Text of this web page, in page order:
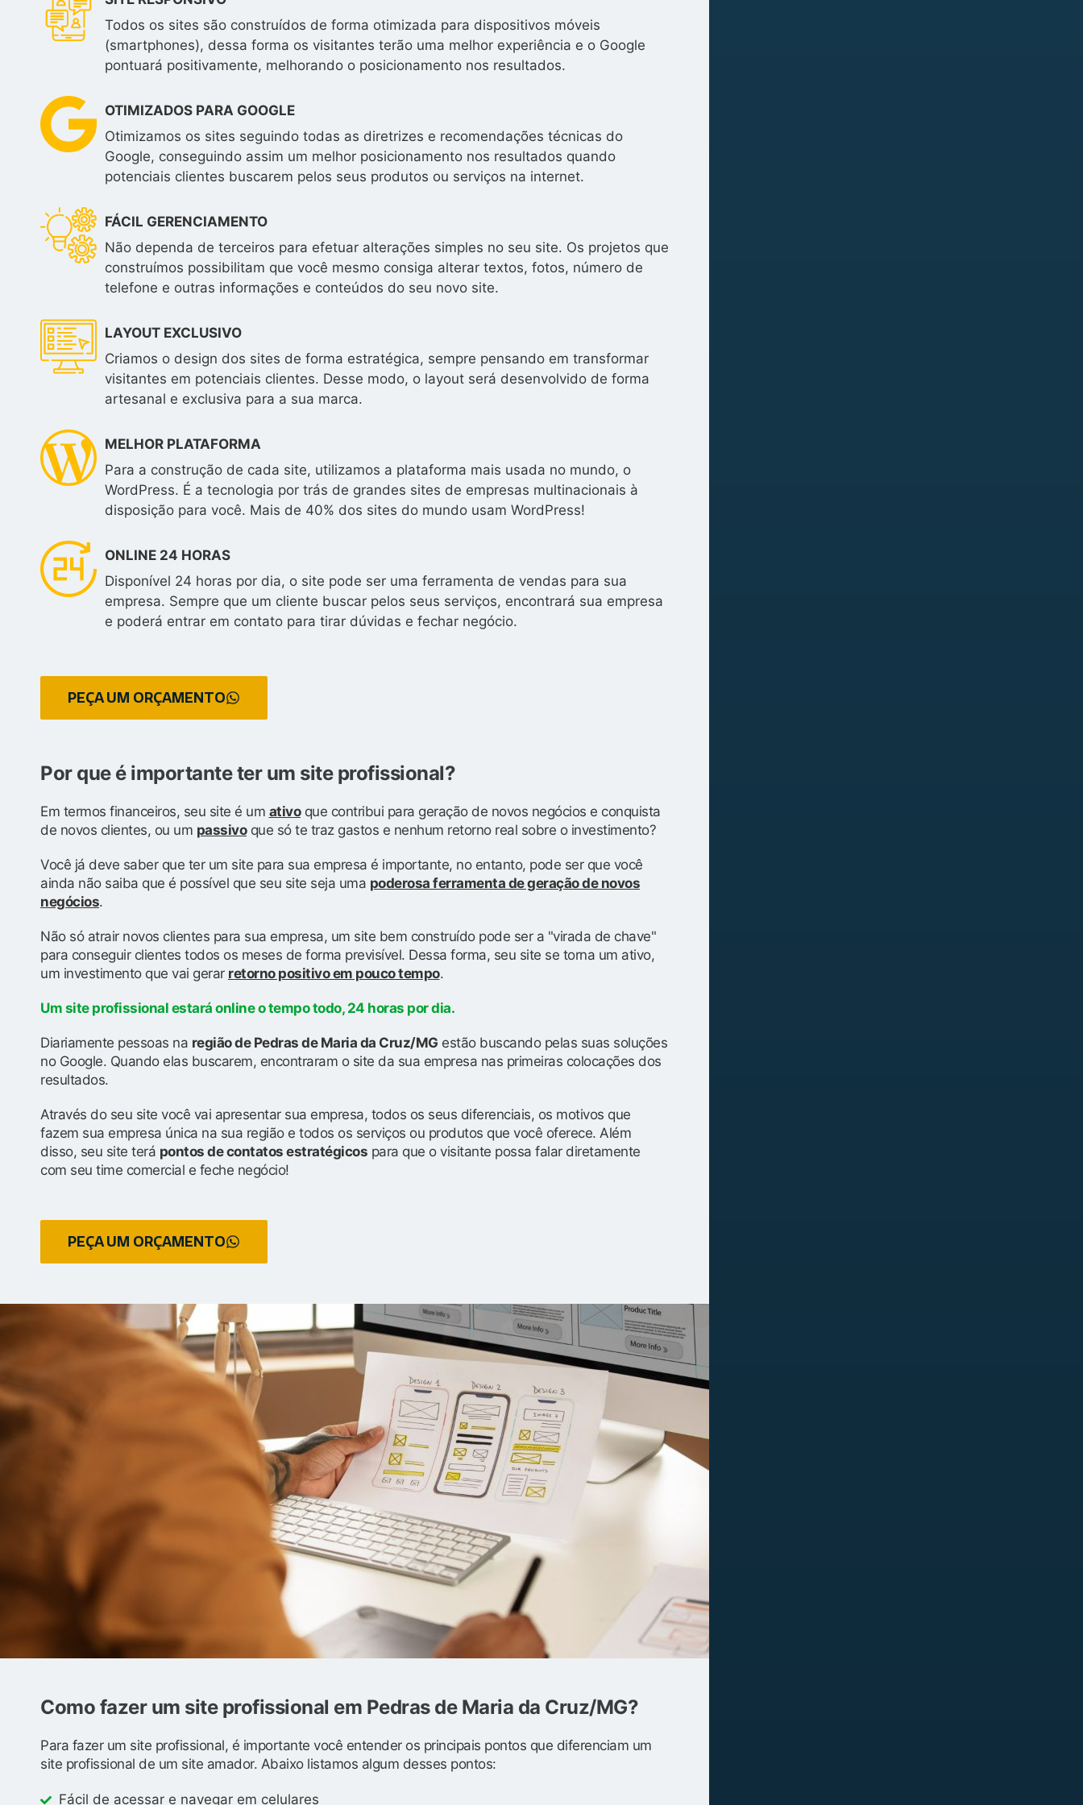
Todos os sites são construídos de forma otimizada para dispositivos móveis
(smartphones), dessa forma os visitantes terão uma melhor experiência e o Google
pontuará positivamente, melhorando o posicionamento nos resultados.
OTIMIZADOS PARA GOOGLE
Otimizamos os sites seguindo todas as diretrizes e recomendações técnicas do
Google, conseguindo assim um melhor posicionamento nos resultados quando
potenciais clientes buscarem pelos seus produtos ou serviços na internet.
FÁCIL GERENCIAMENTO
Não dependa de terceiros para efetuar alterações simples no seu site. Os projetos que
construímos possibilitam que você mesmo consiga alterar textos, fotos, número de
telefone e outras informações e conteúdos do seu novo site.
LAYOUT EXCLUSIVO
Criamos o design dos sites de forma estratégica, sempre pensando em transformar
visitantes em potenciais clientes. Desse modo, o layout será desenvolvido de forma
artesanal e exclusiva para a sua marca.
MELHOR PLATAFORMA
Para a construção de cada site, utilizamos a plataforma mais usada no mundo, o
WordPress. É a tecnologia por trás de grandes sites de empresas multinacionais à
disposição para você. Mais de 40% dos sites do mundo usam WordPress!
ONLINE 24 HORAS
Disponível 24 horas por dia, o site pode ser uma ferramenta de vendas para sua
empresa. Sempre que um cliente buscar pelos seus serviços, encontrará sua empresa
e poderá entrar em contato para tirar dúvidas e fechar negócio.
PEÇA UM ORÇAMENTO
Por que é importante ter um site profissional?
Em termos financeiros, seu site é um ativoque contribui para geração de novos negócios e conquista
de novos clientes, ou um passivoque só te traz gastos e nenhum retorno real sobre o investimento?
Você já deve saber que ter um site para sua empresa é importante, no entanto, pode ser que você
ainda não saiba que é possível que seu site seja uma poderosa ferramenta de geração de novos
negócios.
Não só atrair novos clientes para sua empresa, um site bem construído pode ser a "virada de chave"
para conseguir clientes todos os meses de forma previsível. Dessa forma, seu site se torna um ativo,
um investimento que vai gerar retorno positivo em pouco tempo.
Um site profissional estará online o tempo todo, 24 horas por dia.
Diariamente pessoas na região de Pedras de Maria da Cruz/MG estão buscando pelas suas soluções
no Google. Quando elas buscarem, encontraram o site da sua empresa nas primeiras colocações dos
resultados.
Através do seu site você vai apresentar sua empresa, todos os seus diferenciais, os motivos que
fazem sua empresa única na sua região e todos os serviços ou produtos que você oferece. Além
disso, seu site terá pontos de contatos estratégicos para que o visitante possa falar diretamente
com seu time comercial e feche negócio!
PEÇA UM ORÇAMENTO
Como fazer um site profissional em Pedras de Maria da Cruz/MG?
Para fazer um site profissional, é importante você entender os principais pontos que diferenciam um
site profissional de um site amador. Abaixo listamos algum desses pontos:
Fácil de acessar e navegar em celulares